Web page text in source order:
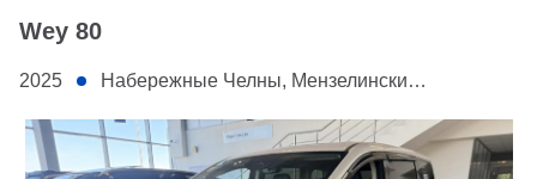
Wey 80
2025 Набережные Челны, Мензелинский тракт, 1А